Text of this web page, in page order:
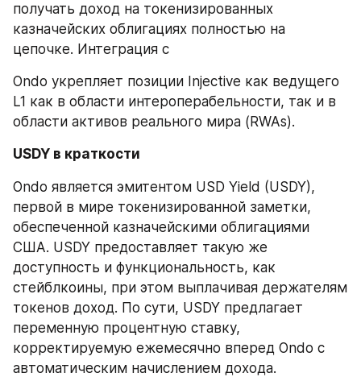
получать доход на токенизированных
казначейских облигациях полностью на
цепочке. Интеграция с
Ondo укрепляет позиции Injective как ведущего
L1 как в области интероперабельности, так и в
области активов реального мира (RWAs).
USDY в краткости
Ondo является эмитентом USD Yield (USDY),
первой в мире токенизированной заметки,
обеспеченной казначейскими облигациями
США. USDY предоставляет такую же
доступность и функциональность, как
стейблкоины, при этом выплачивая держателям
токенов доход. По сути, USDY предлагает
переменную процентную ставку,
корректируемую ежемесячно вперед Ondo с
автоматическим начислением дохода.